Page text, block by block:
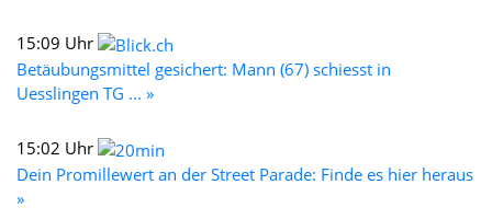
15:09 Uhr
Betäubungsmittel gesichert: Mann (67) schiesst in
Uesslingen TG ... »
15:02 Uhr
Dein Promillewert an der Street Parade: Finde es hier heraus
»